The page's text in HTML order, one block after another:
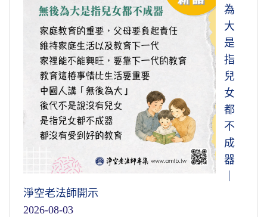
為
大
是
指
兒
女
都
不
成
器
淨空老法師開示
2026-08-03